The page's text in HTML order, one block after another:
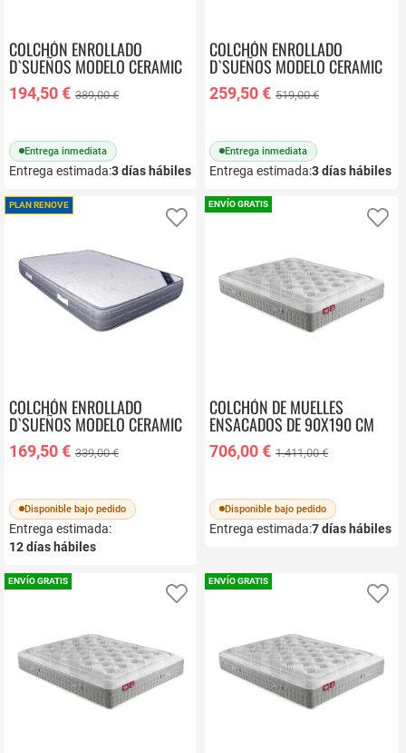
COLCHÓN ENROLLADO
D`SUEÑOS MODELO CERAMIC
105X190
194,50 € 389,00 €
Entrega inmediata
Entrega estimada:3días hábiles
COLCHÓN ENROLLADO
D`SUEÑOS MODELO CERAMIC
150X190
259,50 € 519,00 €
Entrega inmediata
Entrega estimada:3días hábiles
PLAN RENOVE
Añadir a favoritos
COLCHÓN ENROLLADO
D`SUEÑOS MODELO CERAMIC
90X180
169,50 € 339,00 €
Disponible bajo pedido
Entrega estimada:
12días hábiles
ENVÍO GRATIS
COLCHÓN DE MUELLES
ENSACADOS DE 90X190 CM
PIKOLIN SLEEP CM11868
706,00 € 1.411,00 €
Disponible bajo pedido
Entrega estimada:7días hábiles
ENVÍO GRATIS
Añadir a favoritos
ENVÍO GRATIS